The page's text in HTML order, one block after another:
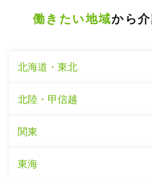
働きたい地域から
北海道・東北
北陸・甲信越
関東
東海